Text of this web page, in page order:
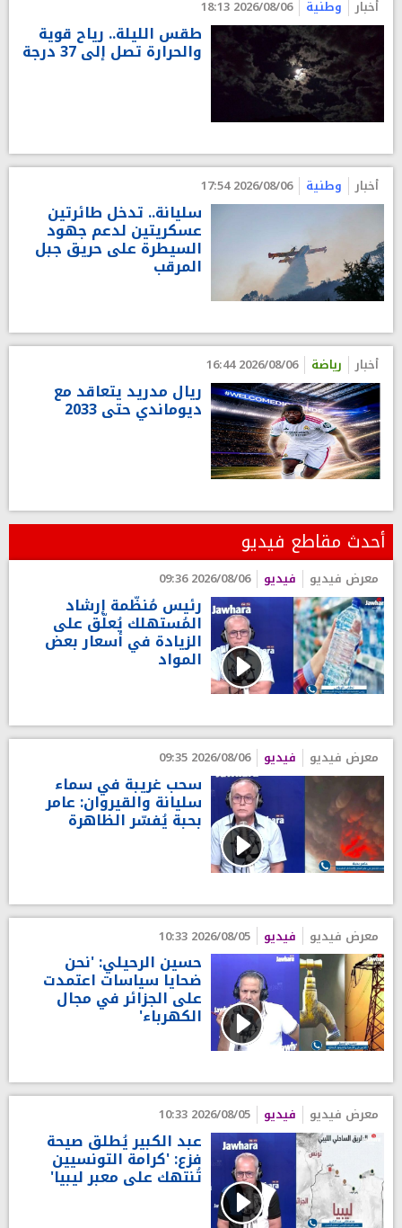
أخبار وطنية 2026/08/06 18:13
طقس الليلة.. رياح قوية
والحرارة تصل إلى 37 درجة
أخبار وطنية 2026/08/06 17:54
سليانة.. تدخل طائرتين
عسكريتين لدعم جهود
السيطرة على حريق جبل
المرقب
أخبار رياضة 2026/08/06 16:44
ريال مدريد يتعاقد مع
ديوماندي حتى 2033
أحدث مقاطع فيديو
معرض فيديو فيديو 2026/08/06 09:36
رئيس مُنظّمة إرشاد
المُستهلك يُعلّق على
الزيادة في أسعار بعض
المواد
معرض فيديو فيديو 2026/08/06 09:35
سحب غريبة في سماء
سليانة والقيروان: عامر
بحبة يُفسّر الظاهرة
معرض فيديو فيديو 2026/08/05 10:33
حسين الرحيلي: 'نحن
ضحايا سياسات اعتمدت
على الجزائر في مجال
الكهرباء'
معرض فيديو فيديو 2026/08/05 10:33
عبد الكبير يُطلق صيحة
فزع: 'كرامة التونسيين
تُنتهك على معبر ليبيا'